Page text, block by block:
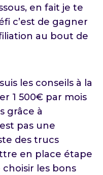
en fait je te
c’est de gagner
au bout de
les conseils à la
1 500€ par mois
grâce à
pas une
des trucs
en place étape
choisir les bons